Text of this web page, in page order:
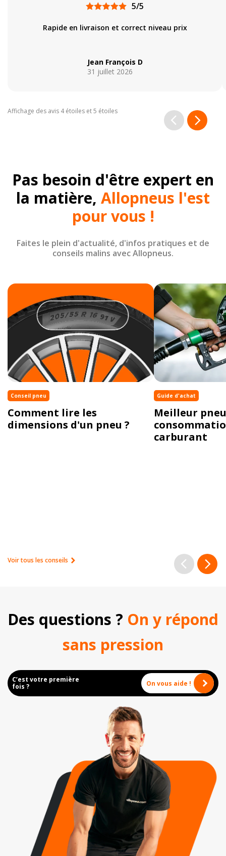
5/5
Rapide en livraison et correct niveau prix
Jean François D
31 juillet 2026
Affichage des avis 4 étoiles et 5 étoiles
Pas besoin d'être expert en
la matière, Allopneus l'est
pour vous !
Faites le plein d'actualité, d'infos pratiques et de
conseils malins avec Allopneus.
Conseil pneu
Comment lire les
dimensions d'un pneu ?
Guide d'achat
Meilleur
carburant
Voir tous les conseils
Des questions ? On y répond
sans pression
C’est votre première
fois ?
On vous aide !